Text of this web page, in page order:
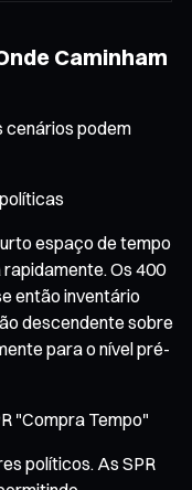
Caminham
cenários podem
espaço de tempo
Os 400
então inventário
descendente sobre
para o nível pré-
"Compra Tempo"
políticos. As SPR